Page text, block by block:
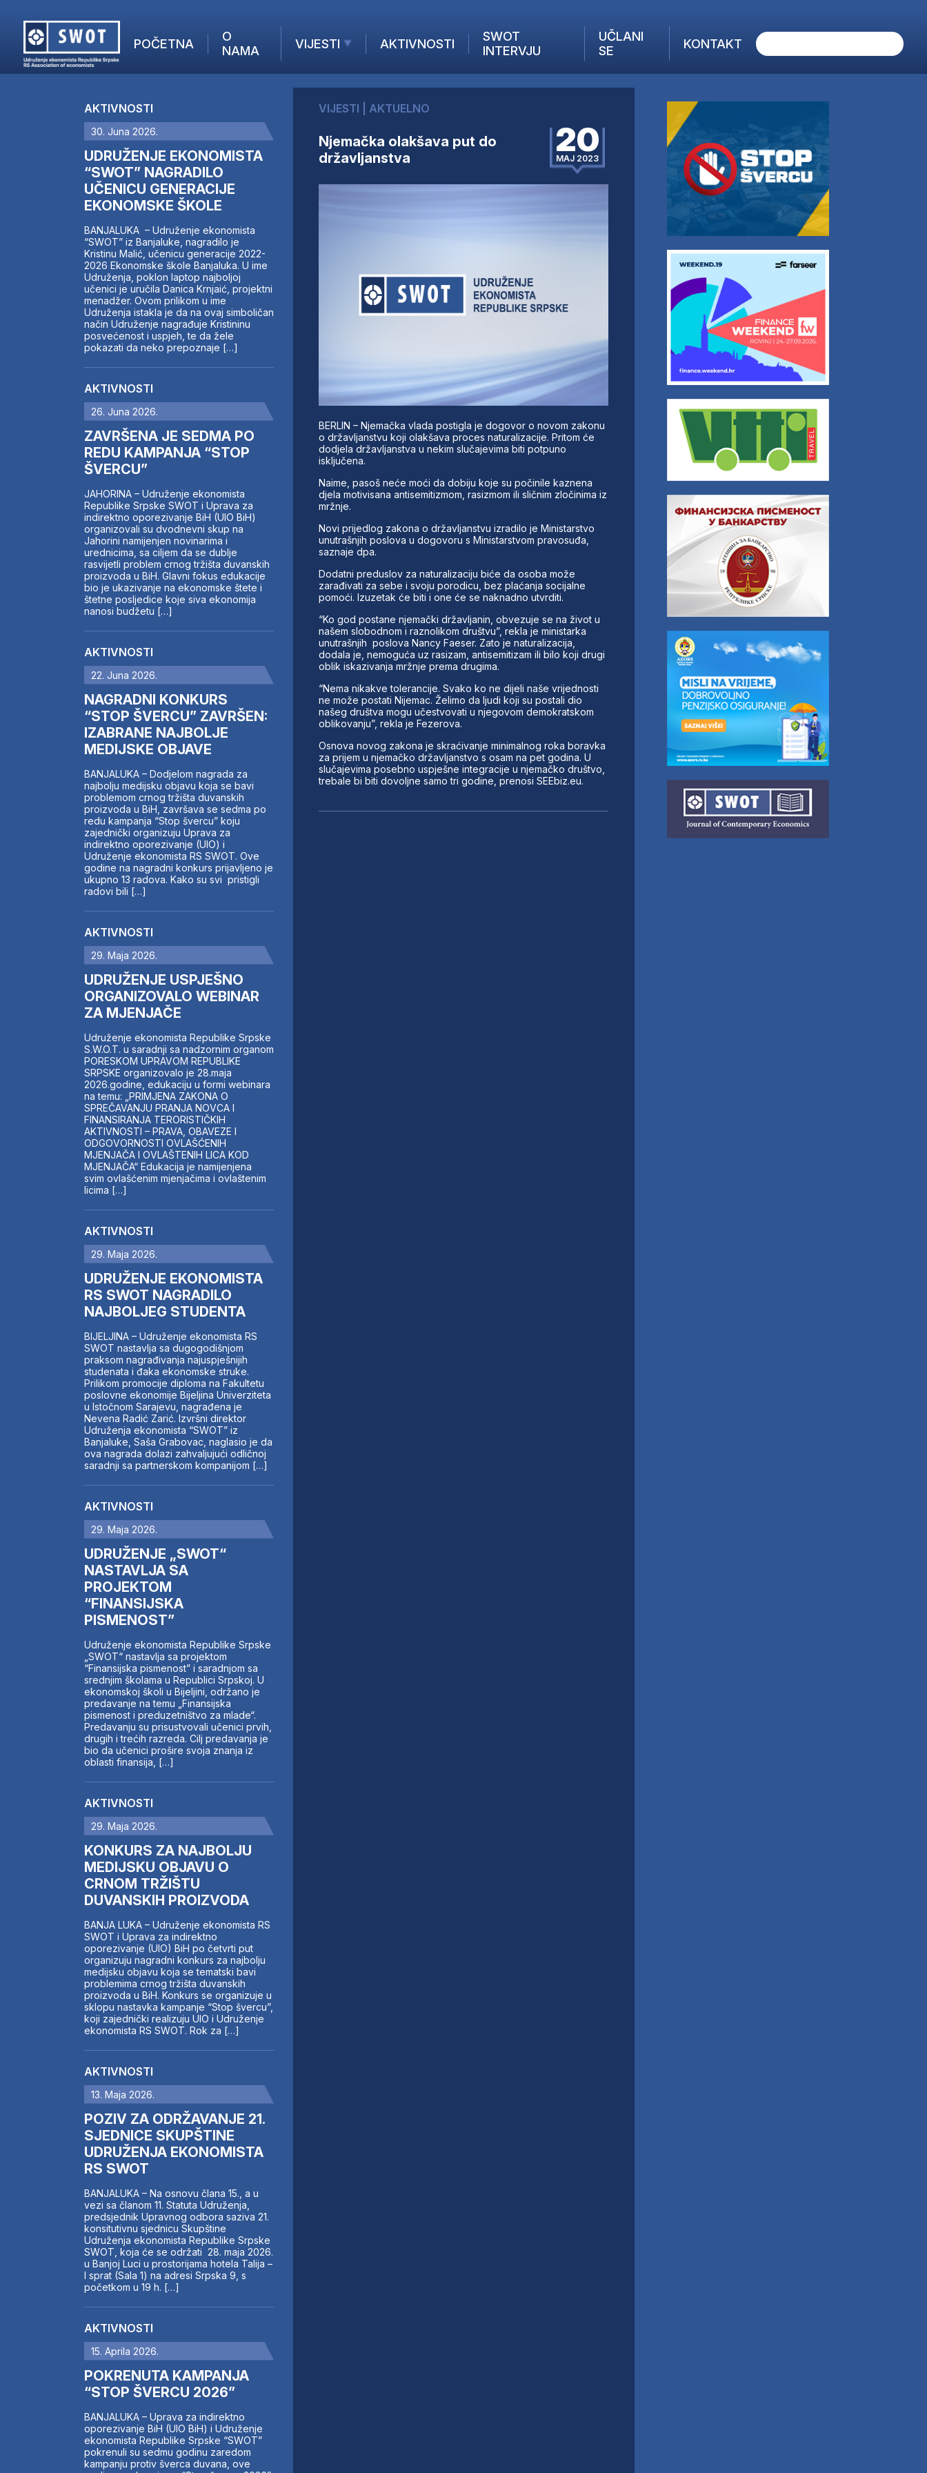
POČETNA
O
NAMA
VIJESTI
AKTUELNO
KOMPANIJE
FINANSIJE
IZ STRANIH MEDIJA
AKTIVNOSTI
SWOT
INTERVJU
UČLANI
SE
KONTAKT
AKTUELNO
ANALIZE
KOMPANIJE
FINANSIJE
IZ STRANIH MEDIJA
AKTIVNOSTI
SWOT INTERVJU
UČLANI SE
KONTAKT
AKTIVNOSTI
30. Juna 2026.
UDRUŽENJE EKONOMISTA
“SWOT” NAGRADILO
UČENICU GENERACIJE
EKONOMSKE ŠKOLE
BANJALUKA – Udruženje ekonomista
“SWOT” iz Banjaluke, nagradilo je
Kristinu Malić, učenicu generacije 2022-
2026 Ekonomske škole Banjaluka. U ime
Udruženja, poklon laptop najboljoj
učenici je uručila Danica Krnjaić, projektni
menadžer. Ovom prilikom u ime
Udruženja istakla je da na ovaj simboličan
način Udruženje nagrađuje Kristininu
posvećenost i uspjeh, te da žele
pokazati da neko prepoznaje […]
AKTIVNOSTI
26. Juna 2026.
ZAVRŠENA JE SEDMA PO
REDU KAMPANJA “STOP
ŠVERCU”
JAHORINA – Udruženje ekonomista
Republike Srpske SWOT i Uprava za
indirektno oporezivanje BiH (UIO BiH)
organizovali su dvodnevni skup na
Jahorini namijenjen novinarima i
urednicima, sa ciljem da se dublje
rasvijetli problem crnog tržišta duvanskih
proizvoda u BiH. Glavni fokus edukacije
bio je ukazivanje na ekonomske štete i
štetne posljedice koje siva ekonomija
nanosi budžetu […]
AKTIVNOSTI
22. Juna 2026.
NAGRADNI KONKURS
“STOP ŠVERCU” ZAVRŠEN:
IZABRANE NAJBOLJE
MEDIJSKE OBJAVE
BANJALUKA – Dodjelom nagrada za
najbolju medijsku objavu koja se bavi
problemom crnog tržišta duvanskih
proizvoda u BiH, završava se sedma po
redu kampanja “Stop švercu” koju
zajednički organizuju Uprava za
indirektno oporezivanje (UIO) i
Udruženje ekonomista RS SWOT. Ove
godine na nagradni konkurs prijavljeno je
ukupno 13 radova. Kako su svi pristigli
radovi bili […]
AKTIVNOSTI
29. Maja 2026.
UDRUŽENJE USPJEŠNO
ORGANIZOVALO WEBINAR
ZA MJENJAČE
Udruženje ekonomista Republike Srpske
S.W.O.T. u saradnji sa nadzornim organom
PORESKOM UPRAVOM REPUBLIKE
SRPSKE organizovalo je 28.maja
2026.godine, edukaciju u formi webinara
na temu: „PRIMJENA ZAKONA O
SPREČAVANJU PRANJA NOVCA I
FINANSIRANJA TERORISTIČKIH
AKTIVNOSTI – PRAVA, OBAVEZE I
ODGOVORNOSTI OVLAŠĆENIH
MJENJAČA I OVLAŠTENIH LICA KOD
MJENJAČA“ Edukacija je namijenjena
svim ovlašćenim mjenjačima i ovlaštenim
licima […]
AKTIVNOSTI
29. Maja 2026.
UDRUŽENJE EKONOMISTA
RS SWOT NAGRADILO
NAJBOLJEG STUDENTA
BIJELJINA – Udruženje ekonomista RS
SWOT nastavlja sa dugogodišnjom
praksom nagrađivanja najuspješnijih
studenata i đaka ekonomske struke.
Prilikom promocije diploma na Fakultetu
poslovne ekonomije Bijeljina Univerziteta
u Istočnom Sarajevu, nagrađena je
Nevena Radić Zarić. Izvršni direktor
Udruženja ekonomista “SWOT” iz
Banjaluke, Saša Grabovac, naglasio je da
ova nagrada dolazi zahvaljujući odličnoj
saradnji sa partnerskom kompanijom […]
AKTIVNOSTI
29. Maja 2026.
UDRUŽENJE „SWOT“
NASTAVLJA SA
PROJEKTOM
“FINANSIJSKA
PISMENOST”
Udruženje ekonomista Republike Srpske
„SWOT“ nastavlja sa projektom
“Finansijska pismenost” i saradnjom sa
srednjim školama u Republici Srpskoj. U
ekonomskoj školi u Bijeljini, održano je
predavanje na temu „Finansijska
pismenost i preduzetništvo za mlade“.
Predavanju su prisustvovali učenici prvih,
drugih i trećih razreda. Cilj predavanja je
bio da učenici prošire svoja znanja iz
oblasti finansija, […]
AKTIVNOSTI
29. Maja 2026.
KONKURS ZA NAJBOLJU
MEDIJSKU OBJAVU O
CRNOM TRŽIŠTU
DUVANSKIH PROIZVODA
BANJA LUKA – Udruženje ekonomista RS
SWOT i Uprava za indirektno
oporezivanje (UIO) BiH po četvrti put
organizuju nagradni konkurs za najbolju
medijsku objavu koja se tematski bavi
problemima crnog tržišta duvanskih
proizvoda u BiH. Konkurs se organizuje u
sklopu nastavka kampanje “Stop švercu”,
koji zajednički realizuju UIO i Udruženje
ekonomista RS SWOT. Rok za […]
AKTIVNOSTI
13. Maja 2026.
POZIV ZA ODRŽAVANJE 21.
SJEDNICE SKUPŠTINE
UDRUŽENJA EKONOMISTA
RS SWOT
BANJALUKA – Na osnovu člana 15., a u
vezi sa članom 11. Statuta Udruženja,
predsjednik Upravnog odbora saziva 21.
konsitutivnu sjednicu Skupštine
Udruženja ekonomista Republike Srpske
SWOT, koja će se održati 28. maja 2026.
u Banjoj Luci u prostorijama hotela Talija –
I sprat (Sala 1) na adresi Srpska 9, s
početkom u 19 h. […]
AKTIVNOSTI
15. Aprila 2026.
POKRENUTA KAMPANJA
“STOP ŠVERCU 2026”
BANJALUKA – Uprava za indirektno
oporezivanje BiH (UIO BiH) i Udruženje
ekonomista Republike Srpske “SWOT”
pokrenuli su sedmu godinu zaredom
kampanju protiv šverca duvana, ove
VIJESTI AKTUELNO
Njemačka olakšava put do
državljanstva
20
MAJ 2023
BERLIN – Njemačka vlada postigla je dogovor o novom zakonu
o državljanstvu koji olakšava proces naturalizacije. Pritom će
dodjela državljanstva u nekim slučajevima biti potpuno
isključena.
Naime, pasoš neće moći da dobiju koje su počinile kaznena
djela motivisana antisemitizmom, rasizmom ili sličnim zločinima iz
mržnje.
Novi prijedlog zakona o državljanstvu izradilo je Ministarstvo
unutrašnjih poslova u dogovoru s Ministarstvom pravosuđa,
saznaje dpa.
Dodatni preduslov za naturalizaciju biće da osoba može
zarađivati za sebe i svoju porodicu, bez plaćanja socijalne
pomoći. Izuzetak će biti i one će se naknadno utvrditi.
“Ko god postane njemački državljanin, obvezuje se na život u
našem slobodnom i raznolikom društvu”, rekla je ministarka
unutrašnjih poslova Nancy Faeser. Zato je naturalizacija,
dodala je, nemoguća uz rasizam, antisemitizam ili bilo koji drugi
oblik iskazivanja mržnje prema drugima.
“Nema nikakve tolerancije. Svako ko ne dijeli naše vrijednosti
ne može postati Nijemac. Želimo da ljudi koji su postali dio
našeg društva mogu učestvovati u njegovom demokratskom
oblikovanju”, rekla je Fezerova.
Osnova novog zakona je skraćivanje minimalnog roka boravka
za prijem u njemačko državljanstvo s osam na pet godina. U
slučajevima posebno uspješne integracije u njemačko društvo,
trebale bi biti dovoljne samo tri godine, prenosi SEEbiz.eu.